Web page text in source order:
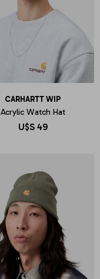
CARHARTT WIP
Acrylic Watch Hat
U$S 49